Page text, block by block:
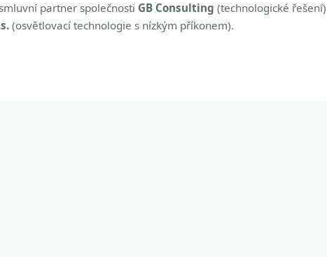
partner společnosti GB Consulting (technologické řešení)
(osvětlovací technologie s nízkým příkonem).